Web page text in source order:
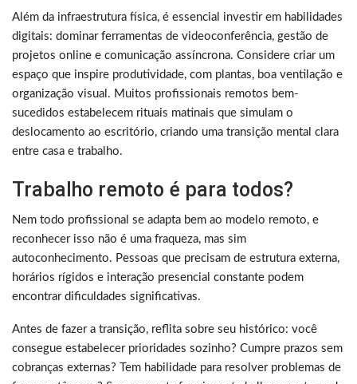
Além da infraestrutura física, é essencial investir em habilidades
digitais: dominar ferramentas de videoconferência, gestão de
projetos online e comunicação assíncrona. Considere criar um
espaço que inspire produtividade, com plantas, boa ventilação e
organização visual. Muitos profissionais remotos bem-
sucedidos estabelecem rituais matinais que simulam o
deslocamento ao escritório, criando uma transição mental clara
entre casa e trabalho.
Trabalho remoto é para todos?
Nem todo profissional se adapta bem ao modelo remoto, e
reconhecer isso não é uma fraqueza, mas sim
autoconhecimento. Pessoas que precisam de estrutura externa,
horários rígidos e interação presencial constante podem
encontrar dificuldades significativas.
Antes de fazer a transição, reflita sobre seu histórico: você
consegue estabelecer prioridades sozinho? Cumpre prazos sem
cobranças externas? Tem habilidade para resolver problemas de